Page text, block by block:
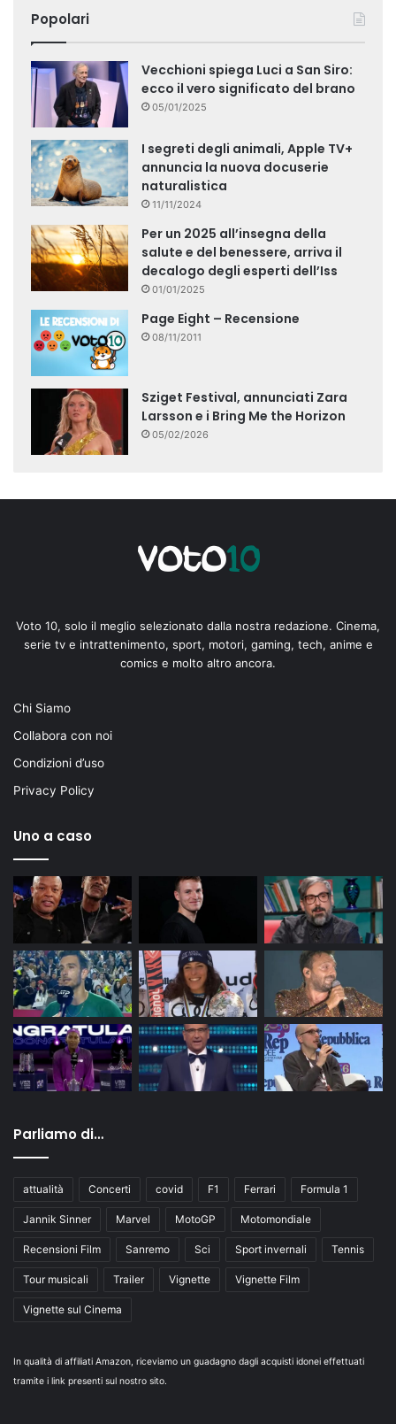
Popolari
Vecchioni spiega Luci a San Siro:
ecco il vero significato del brano
05/01/2025
I segreti degli animali, Apple TV+
annuncia la nuova docuserie
naturalistica
11/11/2024
Per un 2025 all’insegna della
salute e del benessere, arriva il
decalogo degli esperti dell’Iss
01/01/2025
Page Eight – Recensione
08/11/2011
Sziget Festival, annunciati Zara
Larsson e i Bring Me the Horizon
05/02/2026
Voto 10, solo il meglio selezionato dalla nostra redazione. Cinema,
serie tv e intrattenimento, sport, motori, gaming, tech, anime e
comics e molto altro ancora.
Chi Siamo
Collabora con noi
Condizioni d’uso
Privacy Policy
Uno a caso
Parliamo di…
attualità Concerti covid F1 Ferrari Formula 1
Jannik Sinner Marvel MotoGP Motomondiale
Recensioni Film Sanremo Sci Sport invernali Tennis
Tour musicali Trailer Vignette Vignette Film
Vignette sul Cinema
In qualità di affiliati Amazon, riceviamo un guadagno dagli acquisti idonei effettuati
tramite i link presenti sul nostro sito.